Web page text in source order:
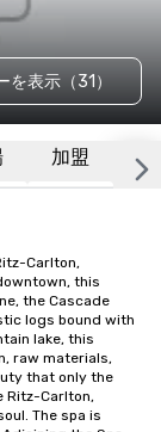
を表示（31）
加盟 そ
Carlton,
this
the Cascade
logs bound with
lake, this
raw materials,
that only the
Ritz-Carlton,
The spa is